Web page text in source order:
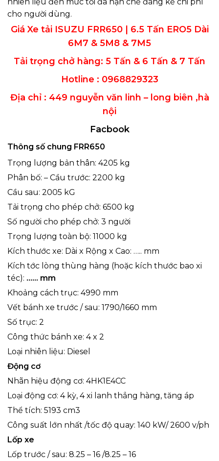
cho người dùng.
Giá Xe tải ISUZU FRR650 | 6.5 Tấn ERO5 Dài
6M7 & 5M8 & 7M5
Tải trọng chở hàng: 5 Tấn & 6 Tấn & 7 Tấn
Hotline : 0968829323
Địa chỉ : 449 nguyễn văn linh – long biên ,hà
nội
Facbook
Thông sốchung FRR650
Trọng lượng bản thân: 4205 kg
Phân bố: – Cầu trước: 2200 kg
Cầu sau: 2005 kG
Tải trọng cho phép chở: 6500 kg
Số người cho phép chở: 3 người
Trọng lượng toàn bộ: 11000 kg
Kích thước xe: Dài x Rộng x Cao: ….. mm
Kích tớc lòng thùng hàng (hoặc kích thước bao xi
téc): …… mm
Khoảng cách trục: 4990 mm
Vết bánh xe trước / sau: 1790/1660 mm
Số trục: 2
Công thức bánh xe: 4 x 2
Loại nhiên liệu: Diesel
Động cơ
Nhãn hiệu động cơ: 4HK1E4CC
Loại động cơ: 4 kỳ, 4 xi lanh thẳng hàng, tăng áp
Thể tích: 5193 cm3
Công suất lớn nhất /tốc độ quay: 140 kW/ 2600 v/ph
Lốp xe
Lốp trước / sau: 8.25 – 16 /8.25 – 16